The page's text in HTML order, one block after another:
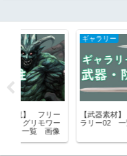
ギャラリー
【武器素材】 フリー素材
ラリー02 一覧 画像